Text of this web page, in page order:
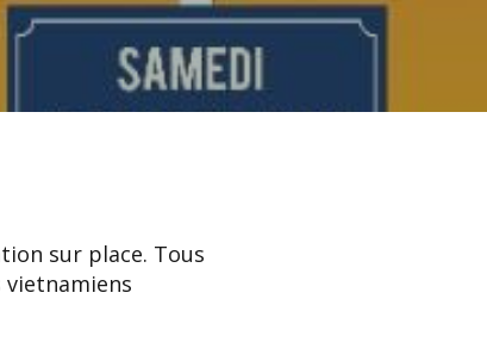
sur place. Tous
vietnamiens